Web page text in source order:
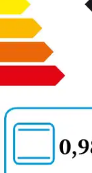
jossa on
-
usealla tasolla
keittotaso
erityisen
keittoastioille.
kellonäyttö,
uunin
mikä vähentää